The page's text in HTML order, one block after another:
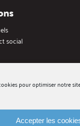
pour optimiser notre
Accepter les
social